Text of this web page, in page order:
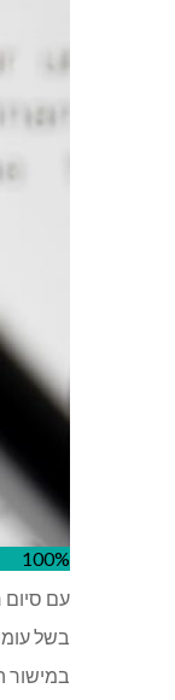
100%
עם סיום
בשל
במישור